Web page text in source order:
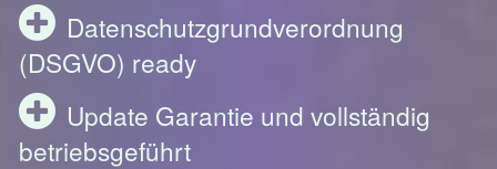
Datenschutzgrundverordnung
(DSGVO) ready
Update Garantie und vollständig
betriebsgeführt